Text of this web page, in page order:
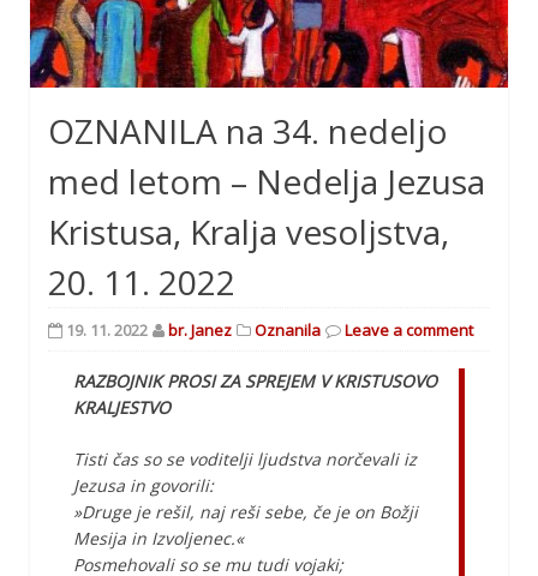
OZNANILA na 34. nedeljo
med letom – Nedelja Jezusa
Kristusa, Kralja vesoljstva,
20. 11. 2022
19. 11. 2022 br. Janez Oznanila Leave a comment
RAZBOJNIK PROSI ZA SPREJEM V KRISTUSOVO
KRALJESTVO
Tisti čas so se voditelji ljudstva norčevali iz
Jezusa in govorili:
»Druge je rešil, naj reši sebe, če je on Božji
Mesija in Izvoljenec.«
Posmehovali so se mu tudi vojaki;